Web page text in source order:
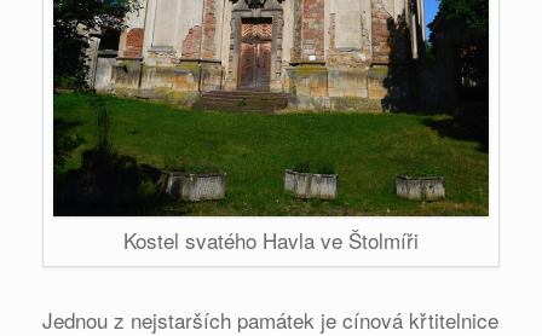
Kostel svatého Havla ve Štolmíři
Jednou z nejstarších památek je cínová křtitelnice